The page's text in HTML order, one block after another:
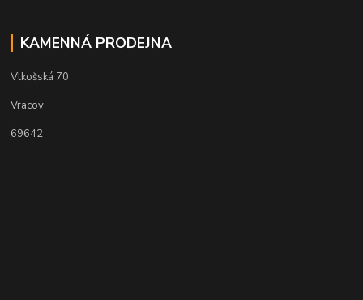
KAMENNÁ PRODEJNA
Vlkošská 70
Vracov
69642